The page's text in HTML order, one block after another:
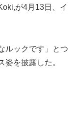
が4月13日、イ
ルックです」とつ
を披露した。